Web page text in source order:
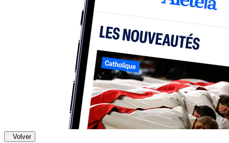
Volver